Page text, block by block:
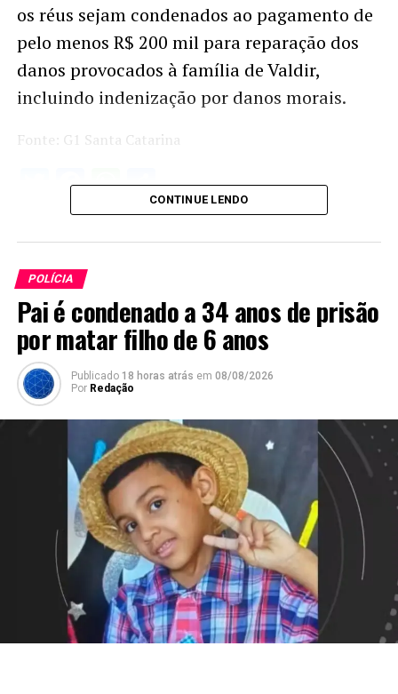
os réus sejam condenados ao pagamento de
pelo menos R$ 200 mil para reparação dos
danos provocados à família de Valdir,
incluindo indenização por danos morais.
Fonte: G1 Santa Catarina
Twitter
Facebook
WhatsApp
Share
CONTINUE LENDO
POLÍCIA
Pai é condenado a 34 anos de prisão
por matar filho de 6 anos
Publicado 18 horas atrás em 08/08/2026
Por Redação